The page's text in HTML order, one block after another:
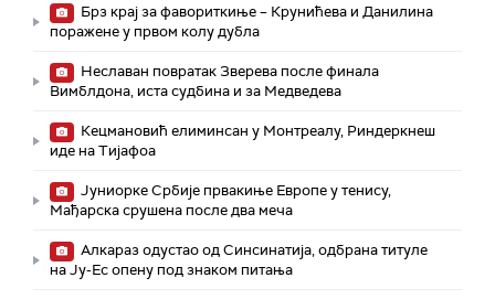
Брз крај за фавориткиње – Крунићева и Данилина
поражене у првом колу дубла
Неславан повратак Зверева после финала
Вимблдона, иста судбина и за Медведева
Кецмановић елиминсан у Монтреалу, Риндеркнеш
иде на Тијафоа
Јуниорке Србије првакиње Европе у тенису,
Мађарска срушена после два меча
Алкараз одустао од Синсинатија, одбрана титуле
на Ју-Ес опену под знаком питања